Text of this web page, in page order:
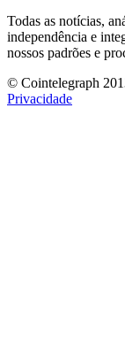
Todas as notícias,
independência e
nossos padrões e
© Cointelegraph
Privacidade